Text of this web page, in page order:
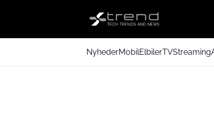
NyhederMobilElbilerTVStreaming